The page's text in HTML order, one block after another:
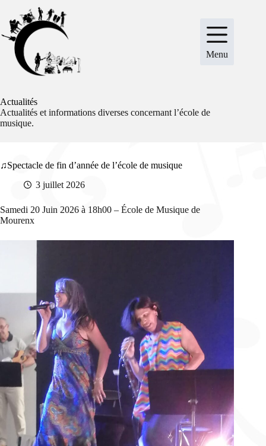
contenu
Menu
Actualités
Actualités et informations diverses concernant l’école de
musique.
Spectacle de fin d’année de l’école de musique
3 juillet 2026
Samedi 20 Juin 2026 à 18h00 – École de Musique de
Mourenx